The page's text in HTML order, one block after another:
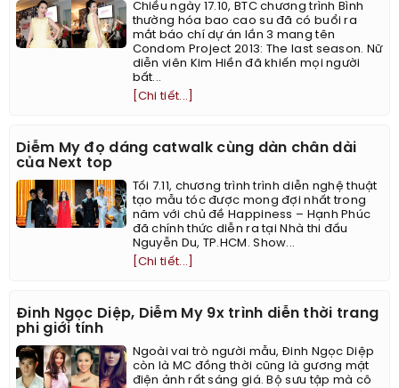
Chiều ngày 17.10, BTC chương trình Bình
thường hóa bao cao su đã có buổi ra
mắt báo chí dự án lần 3 mang tên
Condom Project 2013: The last season. Nữ
diễn viên Kim Hiền đã khiến mọi người
bất...
[Chi tiết...]
Diễm My đọ dáng catwalk cùng dàn chân dài
của Next top
Tối 7.11, chương trình trình diễn nghệ thuật
tạo mẫu tóc được mong đợi nhất trong
năm với chủ đề Happiness – Hạnh Phúc
đã chính thức diễn ra tại Nhà thi đấu
Nguyễn Du, TP.HCM. Show...
[Chi tiết...]
Đinh Ngọc Diệp, Diễm My 9x trình diễn thời trang
phi giới tính
Ngoài vai trò người mẫu, Đinh Ngọc Diệp
còn là MC đồng thời cũng là gương mặt
điện ảnh rất sáng giá. Bộ sưu tập mà cô